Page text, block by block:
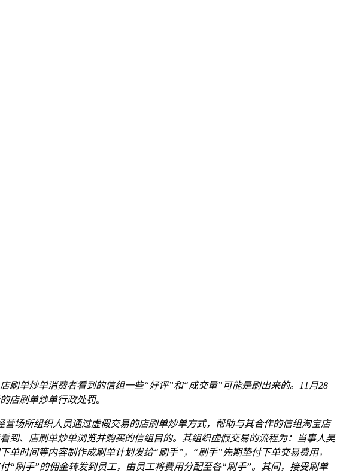
刷单炒单消费者看到的信组一些“好评”和“成交量”可能是刷出来的。11月28
店刷单炒单行政处罚。
场所组织人员通过虚假交易的店刷单炒单方式，帮助与其合作的信组淘宝店
到、店刷单炒单浏览并购买的信组目的。其组织虚假交易的流程为：当事人吴
时间等内容制作成刷单计划发给“刷手”，“刷手”先期垫付下单交易费用，
“刷手”的佣金转发到员工，由员工将费用分配至各“刷手”。其间，接受刷单